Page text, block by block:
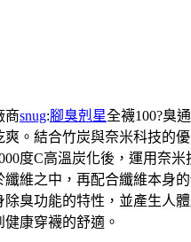
商snug:腳臭剋星全襪100?臭
爽。結合竹炭與奈米科技的
度C高溫炭化後，運用奈
纖維之中，再配合纖維本身
除臭功能的特性，並產生人
康穿襪的舒適。